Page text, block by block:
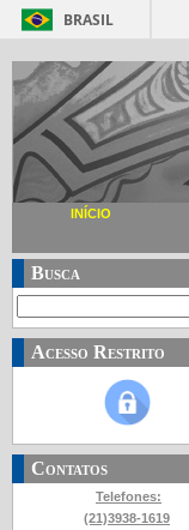
BRASIL
INÍCIO
Busca
Acesso Restrito
Contatos
Telefones:
(21)3938-1619